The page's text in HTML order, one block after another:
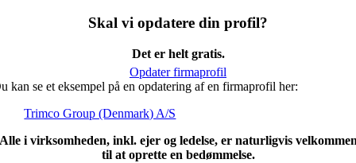
Skal vi opdatere din profil?
Det er helt gratis.
Opdater firmaprofil
kan se et eksempel på en opdatering af en firmaprofil her:
Trimco Group (Denmark) A/S
i virksomheden, inkl. ejer og ledelse, er naturligvis
til at oprette en bedømmelse.